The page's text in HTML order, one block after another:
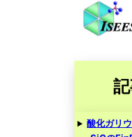
酸化ガリ